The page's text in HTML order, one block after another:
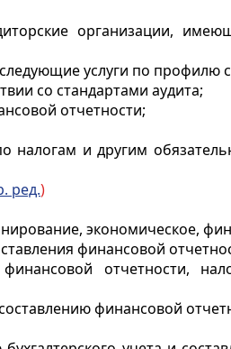
организации,
услуги по профилю
со стандартами аудита;
отчетности;
налогам и другим
ред.)
экономическое,
финансовой
отчетности,
финансовой